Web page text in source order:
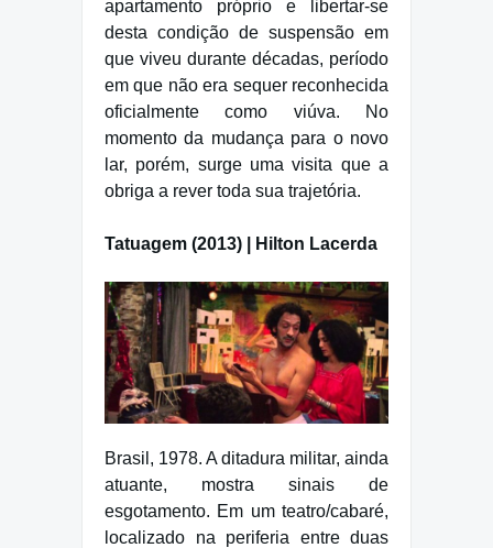
apartamento próprio e libertar-se
desta condição de suspensão em
que viveu durante décadas, período
em que não era sequer reconhecida
oficialmente como viúva. No
momento da mudança para o novo
lar, porém, surge uma visita que a
obriga a rever toda sua trajetória.
Tatuagem (2013) | Hilton Lacerda
Brasil, 1978. A ditadura militar, ainda
atuante, mostra sinais de
esgotamento. Em um teatro/cabaré,
localizado na periferia entre duas